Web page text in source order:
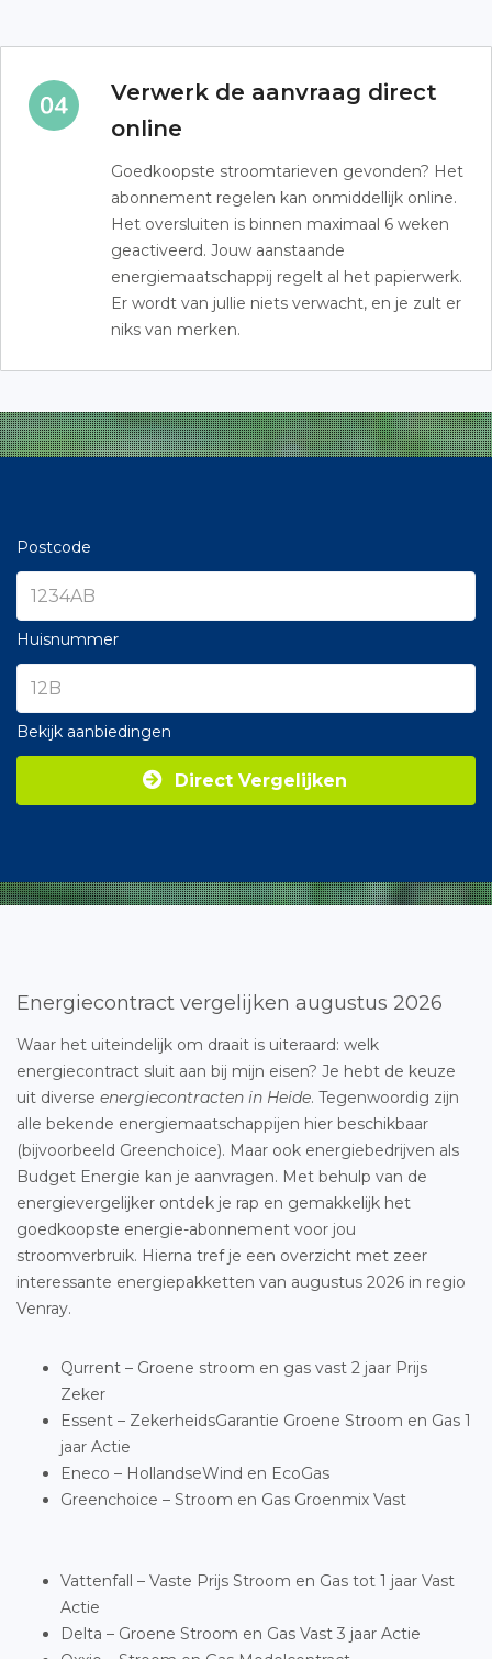
Verwerk de aanvraag direct
online
Goedkoopste stroomtarieven gevonden? Het
abonnement regelen kan onmiddellijk online.
Het oversluiten is binnen maximaal 6 weken
geactiveerd. Jouw aanstaande
energiemaatschappij regelt al het papierwerk.
Er wordt van jullie niets verwacht, en je zult er
niks van merken.
Postcode
Huisnummer
Bekijk aanbiedingen
Direct Vergelijken
Energiecontract vergelijken augustus 2026
Waar het uiteindelijk om draait is uiteraard: welk
energiecontract sluit aan bij mijn eisen? Je hebt de keuze
uit diverse energiecontracten in Heide. Tegenwoordig zijn
alle bekende energiemaatschappijen hier beschikbaar
(bijvoorbeeld Greenchoice). Maar ook energiebedrijven als
Budget Energie kan je aanvragen. Met behulp van de
energievergelijker ontdek je rap en gemakkelijk het
goedkoopste energie-abonnement voor jou
stroomverbruik. Hierna tref je een overzicht met zeer
interessante energiepakketten van augustus 2026 in regio
Venray.
Qurrent – Groene stroom en gas vast 2 jaar Prijs
Zeker
Essent – ZekerheidsGarantie Groene Stroom en Gas 1
jaar Actie
Eneco – HollandseWind en EcoGas
Greenchoice – Stroom en Gas Groenmix Vast
Vattenfall – Vaste Prijs Stroom en Gas tot 1 jaar Vast
Actie
Delta – Groene Stroom en Gas Vast 3 jaar Actie